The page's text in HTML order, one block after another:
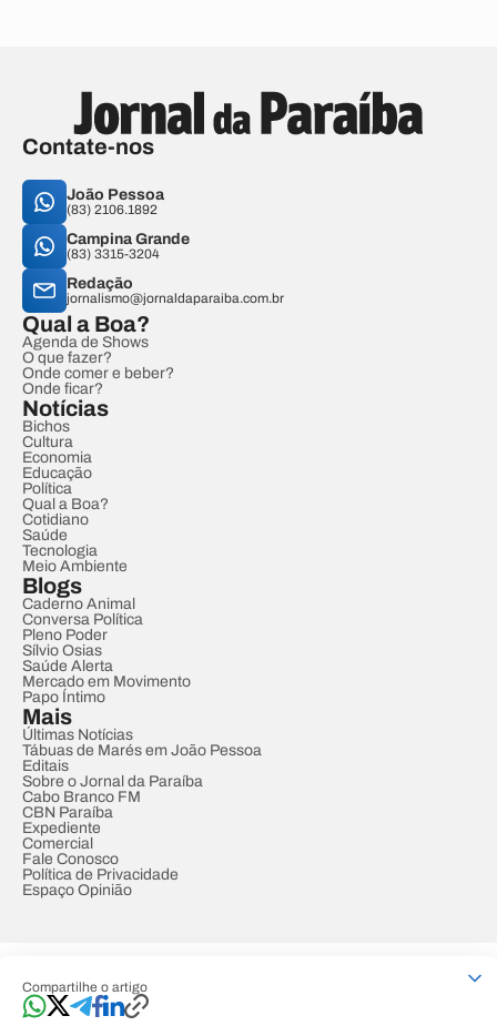
Compartilhe o artigo
Contate-nos
João Pessoa
(83) 2106.1892
Campina Grande
(83) 3315-3204
Redação
jornalismo@jornaldaparaiba.com.br
Qual a Boa?
Agenda de Shows
O que fazer?
Onde comer e beber?
Onde ficar?
Notícias
Bichos
Cultura
Economia
Educação
Política
Qual a Boa?
Cotidiano
Saúde
Tecnologia
Meio Ambiente
Blogs
Caderno Animal
Conversa Política
Pleno Poder
Sílvio Osias
Saúde Alerta
Mercado em Movimento
Papo Íntimo
Mais
Últimas Notícias
Tábuas de Marés em João Pessoa
Editais
Sobre o Jornal da Paraíba
Cabo Branco FM
CBN Paraíba
Expediente
Comercial
Fale Conosco
Política de Privacidade
Espaço Opinião
Developed by Designed by